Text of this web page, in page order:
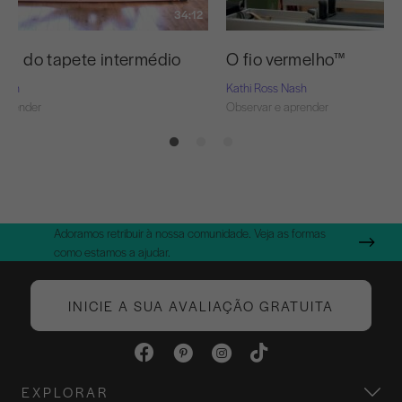
34:12
do tapete intermédio O fio vermelho™
Kathi Ross Nash
Observar e aprender
Adoramos retribuir à nossa comunidade. Veja as formas
como estamos a ajudar.
INICIE A SUA AVALIAÇÃO GRATUITA
EXPLORAR